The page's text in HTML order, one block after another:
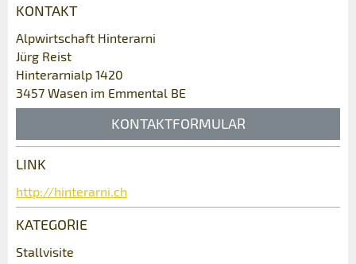
Nachricht
* Eingabe erforderlich
ANZEIGE WEITEREMPFEHLEN
Schliessen
KONTAKT
Alpwirtschaft Hinterarni
Jürg Reist
Hinterarnialp 1420
3457 Wasen im Emmental BE
KONTAKTFORMULAR
Kontakt
Verfassen Sie eine Nachricht für die
LINK
http://hinterarni.ch
KATEGORIE
Stallvisite